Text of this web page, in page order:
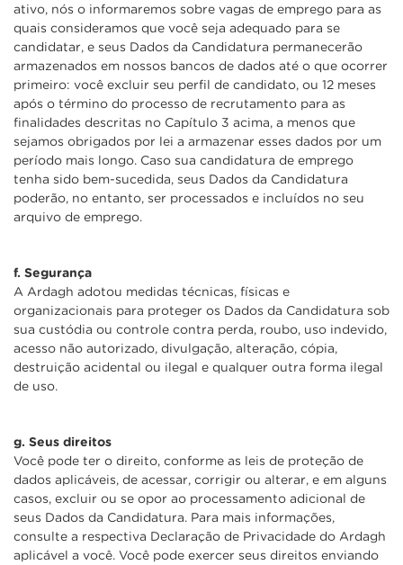
ativo, nós o informaremos sobre vagas de emprego para as
quais consideramos que você seja adequado para se
candidatar, e seus Dados da Candidatura permanecerão
armazenados em nossos bancos de dados até o que ocorrer
primeiro: você excluir seu perfil de candidato, ou 12 meses
após o término do processo de recrutamento para as
finalidades descritas no Capítulo 3 acima, a menos que
sejamos obrigados por lei a armazenar esses dados por um
período mais longo. Caso sua candidatura de emprego
tenha sido bem-sucedida, seus Dados da Candidatura
poderão, no entanto, ser processados e incluídos no seu
arquivo de emprego.
f. Segurança
A Ardagh adotou medidas técnicas, físicas e
organizacionais para proteger os Dados da Candidatura sob
sua custódia ou controle contra perda, roubo, uso indevido,
acesso não autorizado, divulgação, alteração, cópia,
destruição acidental ou ilegal e qualquer outra forma ilegal
de uso.
g. Seus direitos
Você pode ter o direito, conforme as leis de proteção de
dados aplicáveis, de acessar, corrigir ou alterar, e em alguns
casos, excluir ou se opor ao processamento adicional de
seus Dados da Candidatura. Para mais informações,
consulte a respectiva Declaração de Privacidade do Ardagh
aplicável a você. Você pode exercer seus direitos enviando